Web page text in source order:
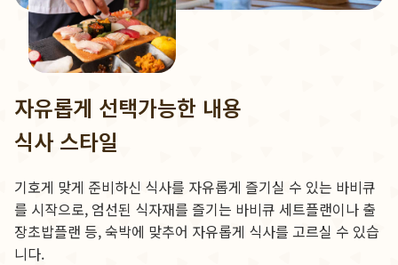
자유롭게 선택가능한 내용
식사 스타일
기호게 맞게 준비하신 식사를 자유롭게 즐기실 수 있는 바비큐
를 시작으로, 엄선된 식자재를 즐기는 바비큐 세트플랜이나 출
장초밥플랜 등, 숙박에 맞추어 자유롭게 식사를 고르실 수 있습
니다.